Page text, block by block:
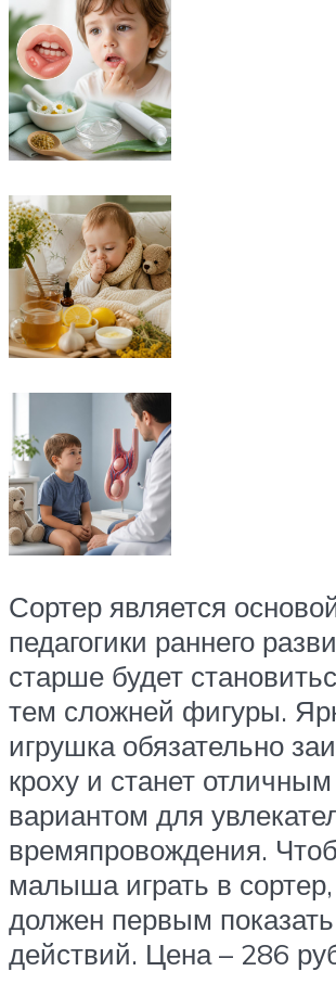
Сортер является
педагогики раннего
старше будет
тем сложней фигуры.
игрушка обязательно
кроху и станет отличным
вариантом для
времяпровождения.
малыша играть в
должен первым
действий. Цена – 286